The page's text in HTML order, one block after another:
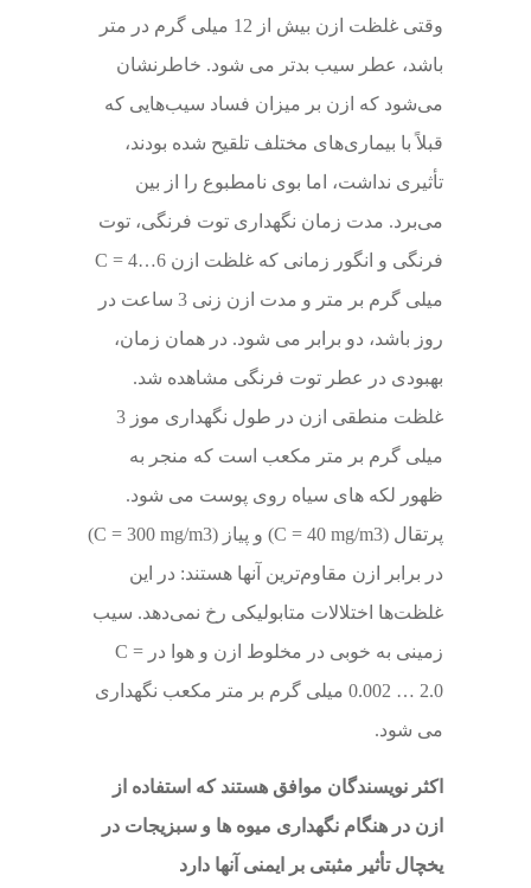
وقتی غلظت ازن بیش از 12 میلی گرم در متر
باشد، عطر سیب بدتر می شود. خاطرنشان
می‌شود که ازن بر میزان فساد سیب‌هایی که
قبلاً با بیماری‌های مختلف تلقیح شده بودند،
تأثیری نداشت، اما بوی نامطبوع را از بین
می‌برد. مدت زمان نگهداری توت فرنگی، توت
فرنگی و انگور زمانی که غلظت ازن C = 4…6
میلی گرم بر متر و مدت ازن زنی 3 ساعت در
روز باشد، دو برابر می شود. در همان زمان،
بهبودی در عطر توت فرنگی مشاهده شد.
غلظت منطقی ازن در طول نگهداری موز 3
میلی گرم بر متر مکعب است که منجر به
ظهور لکه های سیاه روی پوست می شود.
پرتقال (C = 40 mg/m3) و پیاز (C = 300 mg/m3)
در برابر ازن مقاوم‌ترین آنها هستند: در این
غلظت‌ها اختلالات متابولیکی رخ نمی‌دهد. سیب
زمینی به خوبی در مخلوط ازن و هوا در C =
0.002 … 2.0 میلی گرم بر متر مکعب نگهداری
می شود.
اکثر نویسندگان موافق هستند که استفاده از
ازن در هنگام نگهداری میوه ها و سبزیجات در
یخچال تأثیر مثبتی بر ایمنی آنها دارد